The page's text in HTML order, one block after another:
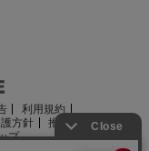
利用規約
方針
推奨環境
プ